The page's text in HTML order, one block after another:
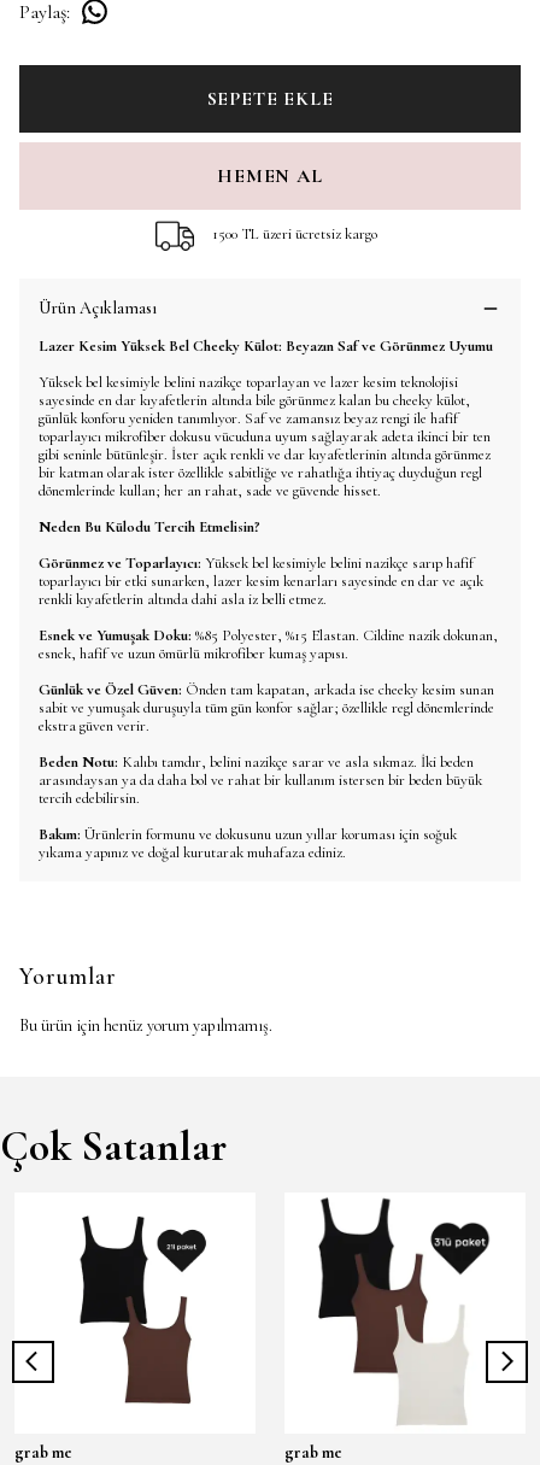
Paylaş:
SEPETE EKLE
HEMEN AL
1500 TL üzeri ücretsiz kargo
Ürün Açıklaması
Lazer Kesim Yüksek Bel Cheeky Külot: Beyazın Saf ve Görünmez Uyumu
Yüksek bel kesimiyle belini nazikçe toparlayan ve lazer kesim teknolojisi
sayesinde en dar kıyafetlerin altında bile görünmez kalan bu cheeky külot,
günlük konforu yeniden tanımlıyor. Saf ve zamansız beyaz rengi ile hafif
toparlayıcı mikrofiber dokusu vücuduna uyum sağlayarak adeta ikinci bir ten
gibi seninle bütünleşir. İster açık renkli ve dar kıyafetlerinin altında görünmez
bir katman olarak ister özellikle sabitliğe ve rahatlığa ihtiyaç duyduğun regl
dönemlerinde kullan; her an rahat, sade ve güvende hisset.
Neden Bu Külodu Tercih Etmelisin?
Görünmez ve Toparlayıcı: Yüksek bel kesimiyle belini nazikçe sarıp hafif
toparlayıcı bir etki sunarken, lazer kesim kenarları sayesinde en dar ve açık
renkli kıyafetlerin altında dahi asla iz belli etmez.
Esnek ve Yumuşak Doku: %85 Polyester, %15 Elastan. Cildine nazik dokunan,
esnek, hafif ve uzun ömürlü mikrofiber kumaş yapısı.
Günlük ve Özel Güven: Önden tam kapatan, arkada ise cheeky kesim sunan
sabit ve yumuşak duruşuyla tüm gün konfor sağlar; özellikle regl dönemlerinde
ekstra güven verir.
Beden Notu: Kalıbı tamdır, belini nazikçe sarar ve asla sıkmaz. İki beden
arasındaysan ya da daha bol ve rahat bir kullanım istersen bir beden büyük
tercih edebilirsin.
Bakım: Ürünlerin formunu ve dokusunu uzun yıllar koruması için soğuk
yıkama yapınız ve doğal kurutarak muhafaza ediniz.
Yorumlar
Bu ürün için henüz yorum yapılmamış.
Çok Satanlar
grab me grab me